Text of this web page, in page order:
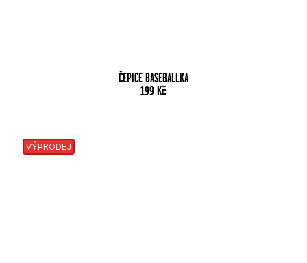
ČEPICE BASEBALLKA
199Kč
VÝPRODEJ